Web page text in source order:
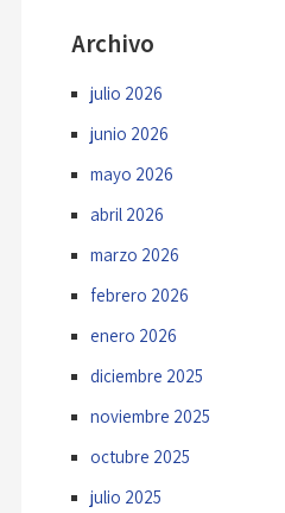
Archivo
julio 2026
junio 2026
mayo 2026
abril 2026
marzo 2026
febrero 2026
enero 2026
diciembre 2025
noviembre 2025
octubre 2025
julio 2025